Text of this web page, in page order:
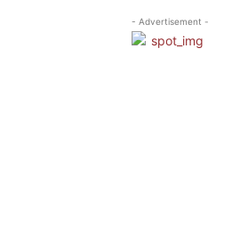
- Advertisement -